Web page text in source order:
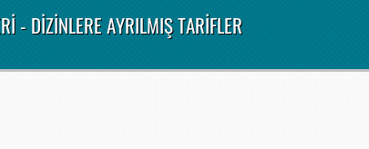
- DİZİNLERE AYRILMIŞ TARİFLER